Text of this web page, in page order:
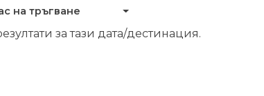
на тръгване
за тази дата/дестинация.